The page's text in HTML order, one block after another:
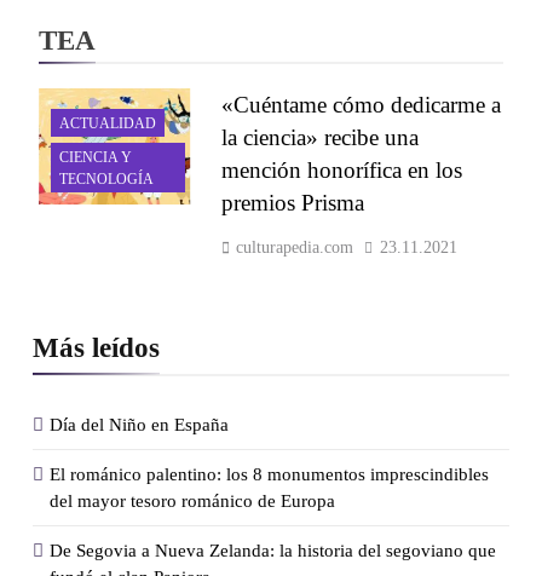
Más leídos
Día del Niño en España
El románico palentino: los 8 monumentos imprescindibles
del mayor tesoro románico de Europa
De Segovia a Nueva Zelanda: la historia del segoviano que
TEA
ACTUALIDAD
CIENCIA Y
TECNOLOGÍA
«Cuéntame cómo dedicarme a
la ciencia» recibe una
mención honorífica en los
premios Prisma
culturapedia.com 23.11.2021